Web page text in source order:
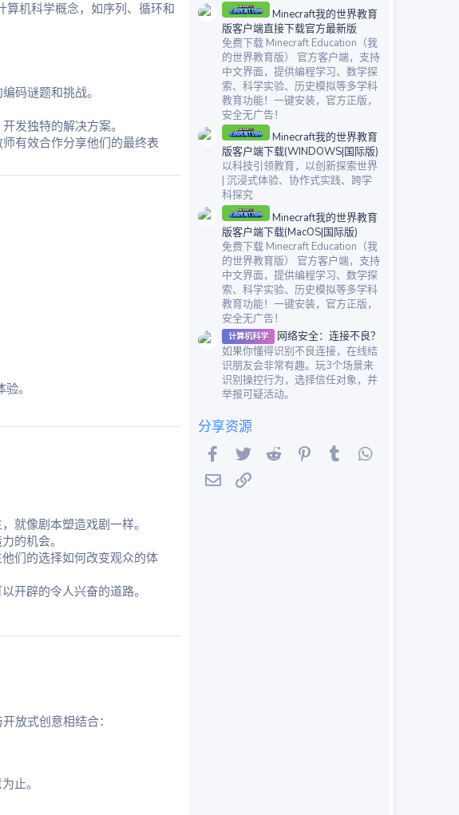
机科学概念，如序列、循环和
码谜题和挑战。
发独特的解决方案。
有效合作分享他们的最终表
。
就像剧本塑造戏剧一样。
的机会。
们的选择如何改变观众的体
开辟的令人兴奋的道路。
放式创意相结合：
止。
Minecraft我的世界教育
版客户端直接下载官方最新版
免费下载 Minecraft Education（我
的世界教育版） 官方客户端，支持
中文界面，提供编程学习、数学探
索、科学实验、历史模拟等多学科
教育功能！一键安装，官方正版，
安全无广告！
Minecraft我的世界教育
版客户端下载(WINDOWS|国际版)
以科技引领教育，以创新探索世界
| 沉浸式体验、协作式实践、跨学
科探究
Minecraft我的世界教育
版客户端下载(MacOS|国际版)
免费下载 Minecraft Education（我
的世界教育版） 官方客户端，支持
中文界面，提供编程学习、数学探
索、科学实验、历史模拟等多学科
教育功能！一键安装，官方正版，
安全无广告！
计算机科学
网络安全：连接不良？
如果你懂得识别不良连接，在线结
识朋友会非常有趣。玩3个场景来
识别操控行为，选择信任对象，并
举报可疑活动。
分享资源
Facebook
Twitter Reddit PinterestTumblr
邮件